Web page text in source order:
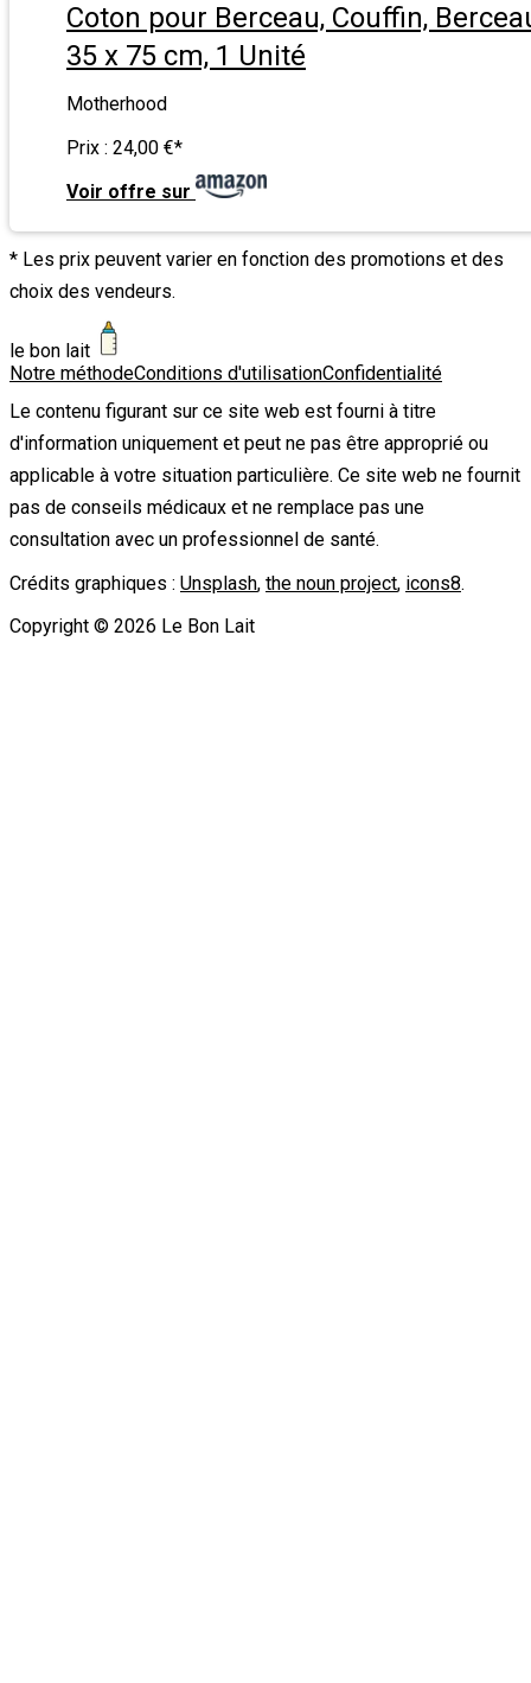
Coton pour Berceau, Couffin,
35 x 75 cm, 1 Unité
Motherhood
Prix : 24,00 €*
Voir offre sur
* Les prix peuvent varier en fonction des promotions et des
choix des vendeurs.
le bon lait
Notre méthodeConditions d'utilisationConfidentialité
Le contenu figurant sur ce site web est fourni à titre
d'information uniquement et peut ne pas être approprié ou
applicable à votre situation particulière. Ce site web ne fournit
pas de conseils médicaux et ne remplace pas une
consultation avec un professionnel de santé.
Crédits graphiques : Unsplash, the noun project, icons8.
Copyright © 2026 Le Bon Lait